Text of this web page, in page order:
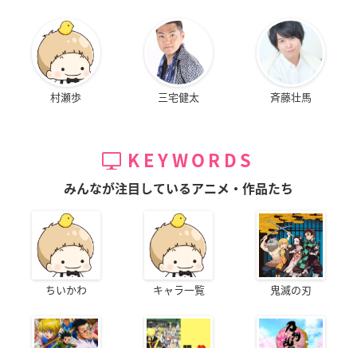
村瀬歩 三宅健太 斉藤壮馬
KEYWORDS
みんなが注目しているアニメ・作品たち
ちいかわ キャラ一覧 鬼滅の刃